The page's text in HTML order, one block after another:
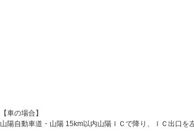
【車の場合】
山陽自動車道・山陽 15km以内山陽ＩＣで降り、ＩＣ出口